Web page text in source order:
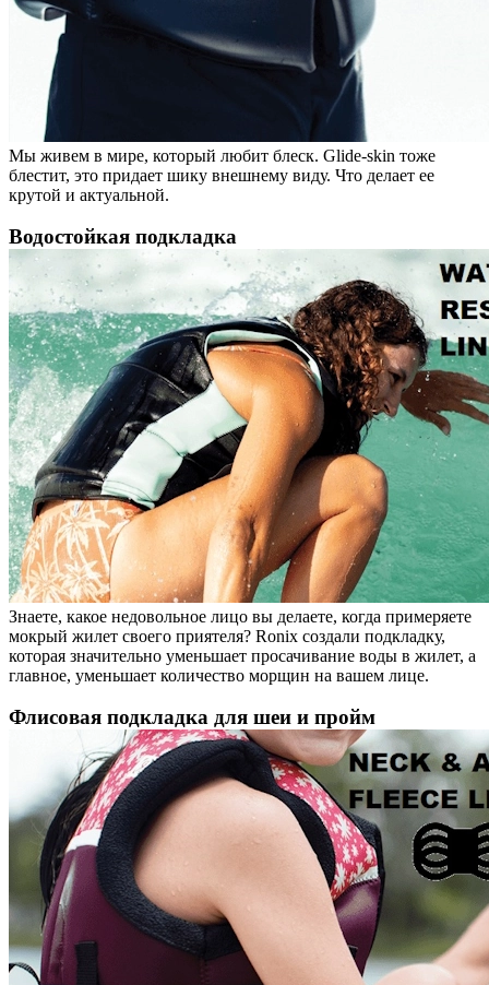
Мы живем в мире, который любит блеск. Glide-skin тоже
блестит, это придает шику внешнему виду. Что делает ее
крутой и актуальной.
Водостойкая подкладка
Знаете, какое недовольное лицо вы делаете, когда примеряете
мокрый жилет своего приятеля? Ronix создали подкладку,
которая значительно уменьшает просачивание воды в жилет, а
главное, уменьшает количество морщин на вашем лице.
Флисовая подкладка для шеи и пройм